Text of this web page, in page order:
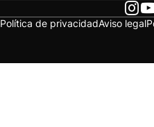
Política de privacidadAviso legal